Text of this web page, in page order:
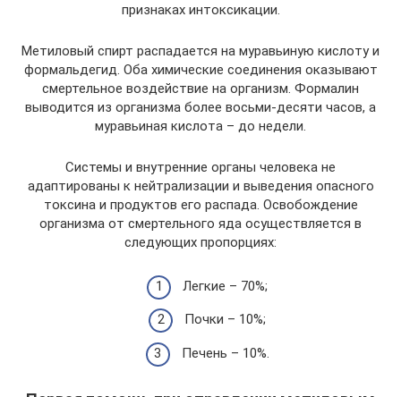
признаках интоксикации.
Метиловый спирт распадается на муравьиную кислоту и
формальдегид. Оба химические соединения оказывают
смертельное воздействие на организм. Формалин
выводится из организма более восьми-десяти часов, а
муравьиная кислота – до недели.
Системы и внутренние органы человека не
адаптированы к нейтрализации и выведения опасного
токсина и продуктов его распада. Освобождение
организма от смертельного яда осуществляется в
следующих пропорциях:
Легкие – 70%;
Почки – 10%;
Печень – 10%.